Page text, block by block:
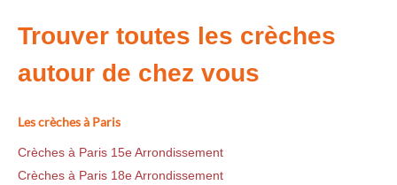
Trouver toutes les crèches
autour de chez vous
Les crèches à Paris
Crèches à Paris 15e Arrondissement
Crèches à Paris 18e Arrondissement